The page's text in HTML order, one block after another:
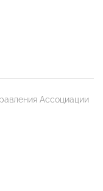
Ассоциации